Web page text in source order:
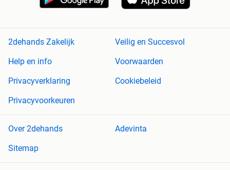
2dehands Zakelijk
Veilig en Succesvol
Help en info
Voorwaarden
Privacyverklaring
Cookiebeleid
Privacyvoorkeuren
Over 2dehands
Adevinta
Sitemap